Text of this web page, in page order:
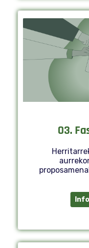
03.